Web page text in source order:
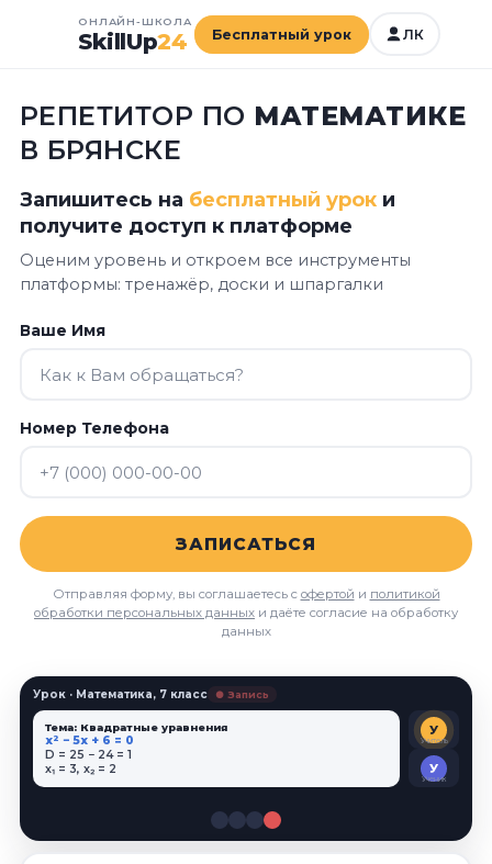
ОНЛАЙН-ШКОЛА
SkillUp24 Бесплатный урок ЛК
РЕПЕТИТОР ПО МАТЕМАТИКЕ
В БРЯНСКЕ
Запишитесь на бесплатный урок и
получите доступ к платформе
Оценим уровень и откроем все инструменты
платформы: тренажёр, доски и шпаргалки
Ваше Имя
Номер Телефона
ЗАПИСАТЬСЯ
Отправляя форму, вы соглашаетесь с офертой и политикой
обработки персональных данных и даёте согласие на обработку
данных
Урок · Математика, 7 класс ● Запись
Тема: Квадратные уравнения
x² − 5x + 6 = 0
D = 25 − 24 = 1
x₁ = 3, x₂ = 2
У
Учитель
У
Ученик